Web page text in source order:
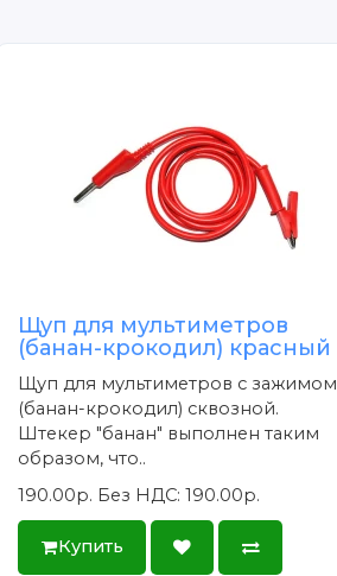
Щуп для мультиметров
(банан-крокодил) красный
Щуп для мультиметров с зажимом
(банан-крокодил) сквозной.
Штекер "банан" выполнен таким
образом, что..
190.00р. Без НДС: 190.00р.
Купить